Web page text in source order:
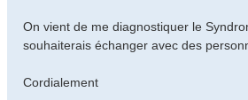
g
e
On vient de me diagnostiquer le
souhaiterais échanger avec des
Cordialement